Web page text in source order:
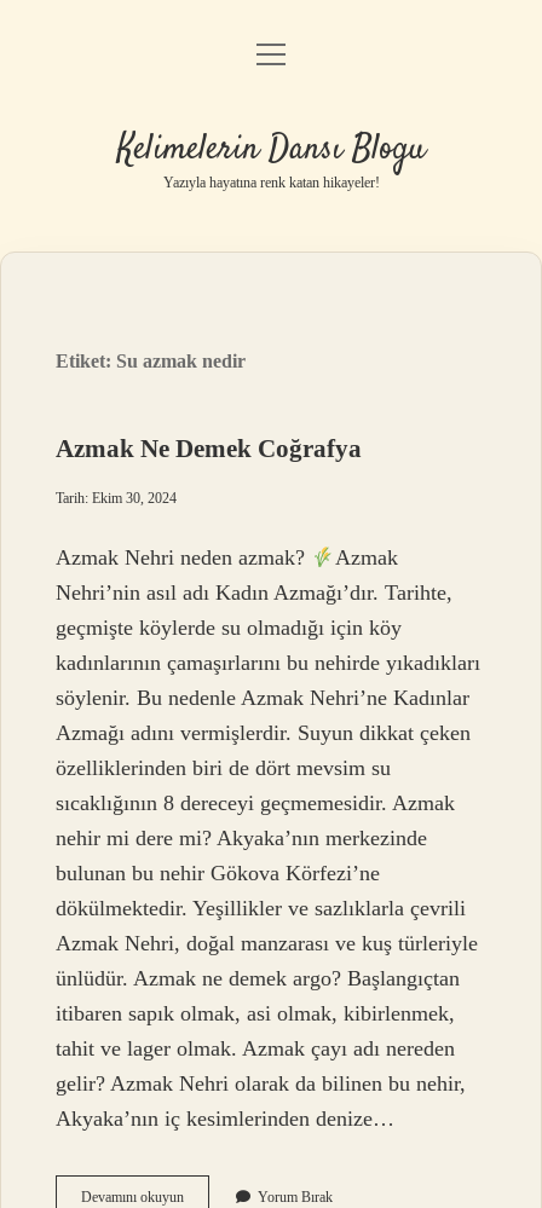
Anasayfa
Yasal Uyarı
menüyü
Kelimelerin Dansı Blogu
Yazıyla hayatına renk katan hikayeler!
Etiket: Su azmak nedir
Azmak Ne Demek Coğrafya
Tarih: Ekim 30, 2024
Azmak Nehri neden azmak?
Azmak
Nehri’nin asıl adı Kadın Azmağı’dır. Tarihte,
geçmişte köylerde su olmadığı için köy
kadınlarının çamaşırlarını bu nehirde yıkadıkları
söylenir. Bu nedenle Azmak Nehri’ne Kadınlar
Azmağı adını vermişlerdir. Suyun dikkat çeken
özelliklerinden biri de dört mevsim su
sıcaklığının 8 dereceyi geçmemesidir. Azmak
nehir mi dere mi? Akyaka’nın merkezinde
bulunan bu nehir Gökova Körfezi’ne
dökülmektedir. Yeşillikler ve sazlıklarla çevrili
Azmak Nehri, doğal manzarası ve kuş türleriyle
ünlüdür. Azmak ne demek argo? Başlangıçtan
itibaren sapık olmak, asi olmak, kibirlenmek,
tahit ve lager olmak. Azmak çayı adı nereden
gelir? Azmak Nehri olarak da bilinen bu nehir,
Akyaka’nın iç kesimlerinden denize…
Devamını okuyunAzmak
Yorum Bırak